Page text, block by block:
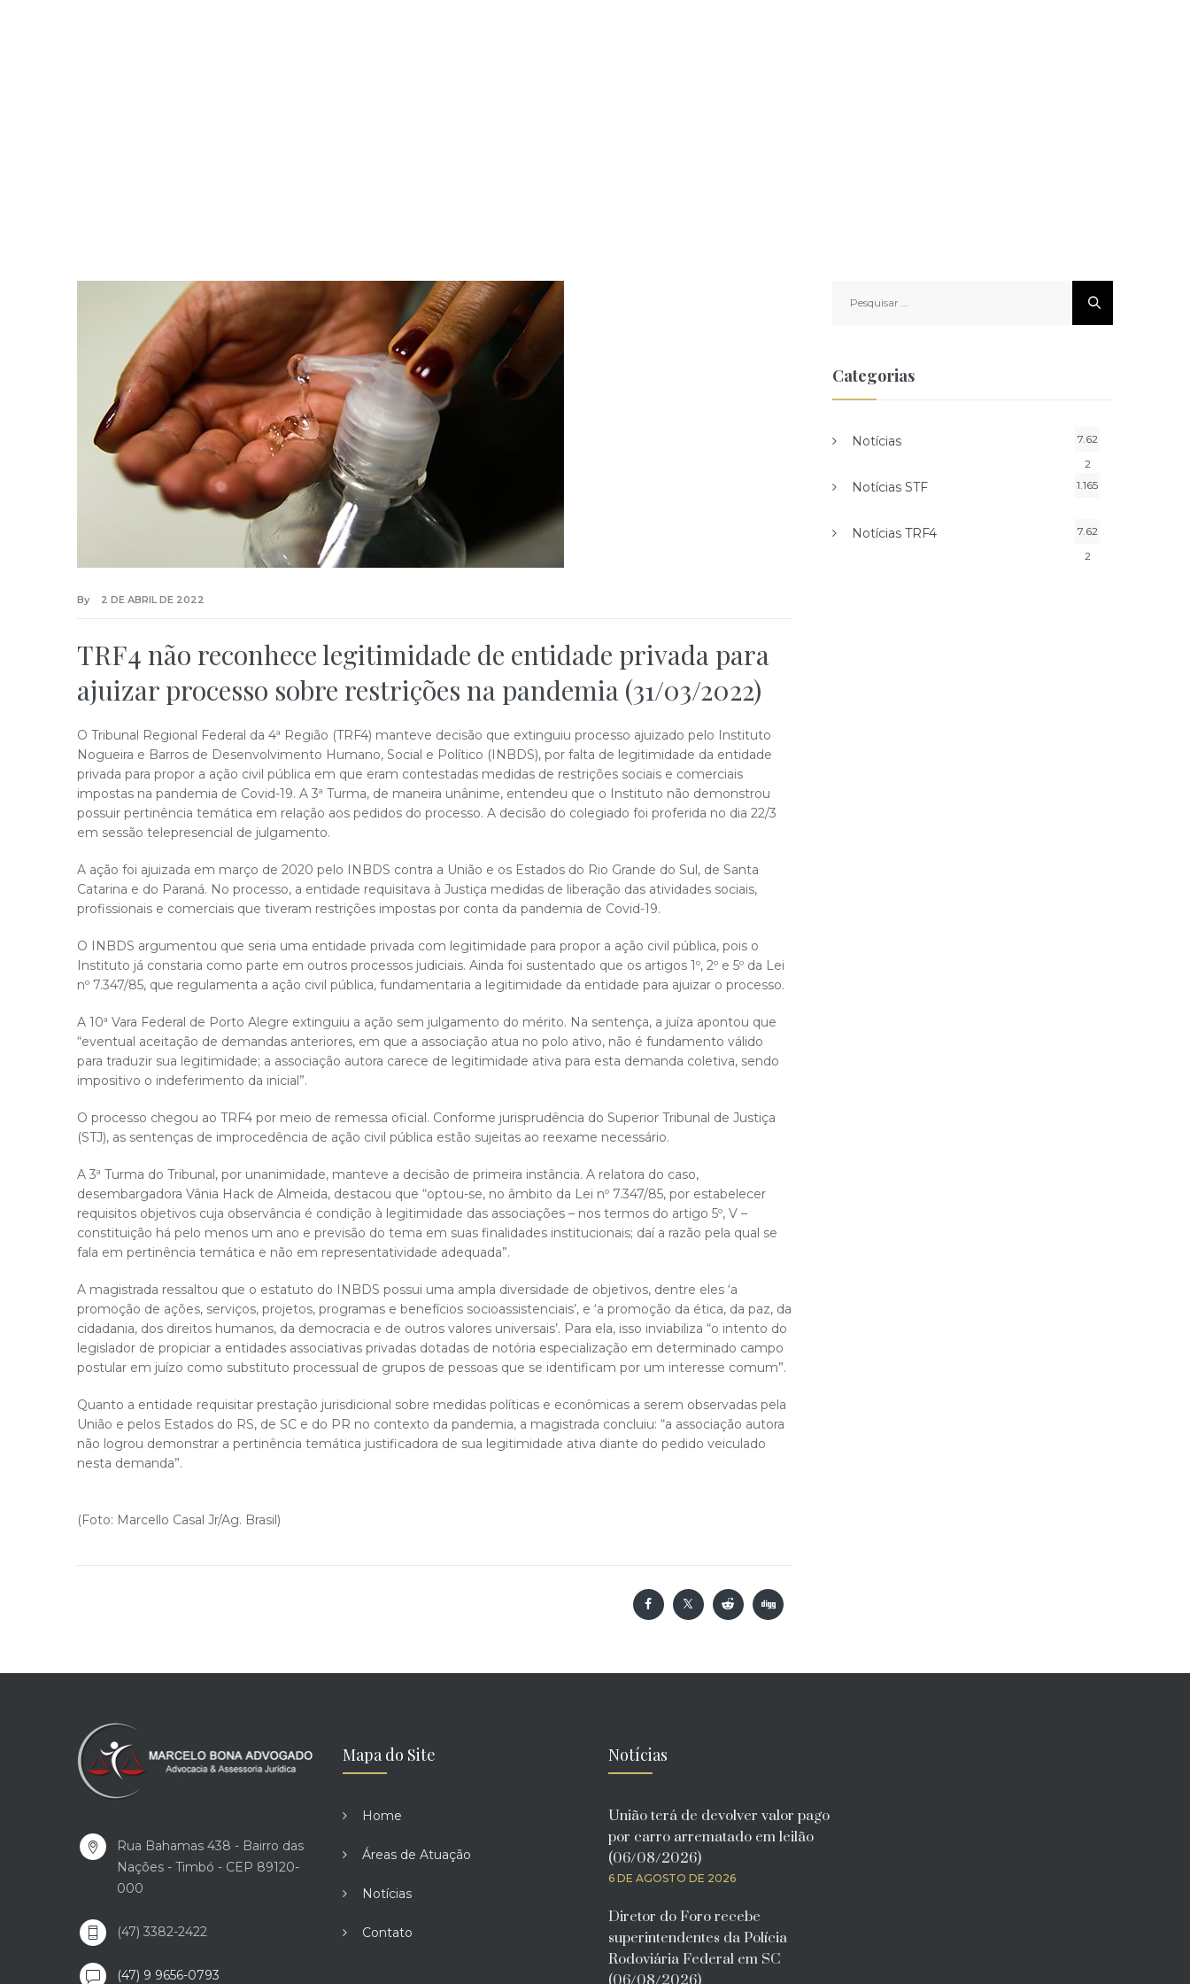
By 2 DE ABRIL DE 2022
TRF4 não reconhece legitimidade de entidade privada para
ajuizar processo sobre restrições na pandemia (31/03/2022)
O Tribunal Regional Federal da 4ª Região (TRF4) manteve decisão que extinguiu processo ajuizado pelo Instituto
Nogueira e Barros de Desenvolvimento Humano, Social e Político (INBDS), por falta de legitimidade da entidade
privada para propor a ação civil pública em que eram contestadas medidas de restrições sociais e comerciais
impostas na pandemia de Covid-19. A 3ª Turma, de maneira unânime, entendeu que o Instituto não demonstrou
possuir pertinência temática em relação aos pedidos do processo. A decisão do colegiado foi proferida no dia 22/3
em sessão telepresencial de julgamento.
A ação foi ajuizada em março de 2020 pelo INBDS contra a União e os Estados do Rio Grande do Sul, de Santa
Catarina e do Paraná. No processo, a entidade requisitava à Justiça medidas de liberação das atividades sociais,
profissionais e comerciais que tiveram restrições impostas por conta da pandemia de Covid-19.
O INBDS argumentou que seria uma entidade privada com legitimidade para propor a ação civil pública, pois o
Instituto já constaria como parte em outros processos judiciais. Ainda foi sustentado que os artigos 1º, 2º e 5º da Lei
nº 7.347/85, que regulamenta a ação civil pública, fundamentaria a legitimidade da entidade para ajuizar o processo.
A 10ª Vara Federal de Porto Alegre extinguiu a ação sem julgamento do mérito. Na sentença, a juíza apontou que
“eventual aceitação de demandas anteriores, em que a associação atua no polo ativo, não é fundamento válido
para traduzir sua legitimidade; a associação autora carece de legitimidade ativa para esta demanda coletiva, sendo
impositivo o indeferimento da inicial”.
O processo chegou ao TRF4 por meio de remessa oficial. Conforme jurisprudência do Superior Tribunal de Justiça
(STJ), as sentenças de improcedência de ação civil pública estão sujeitas ao reexame necessário.
A 3ª Turma do Tribunal, por unanimidade, manteve a decisão de primeira instância. A relatora do caso,
desembargadora Vânia Hack de Almeida, destacou que “optou-se, no âmbito da Lei nº 7.347/85, por estabelecer
requisitos objetivos cuja observância é condição à legitimidade das associações – nos termos do artigo 5º, V –
constituição há pelo menos um ano e previsão do tema em suas finalidades institucionais; daí a razão pela qual se
fala em pertinência temática e não em representatividade adequada”.
A magistrada ressaltou que o estatuto do INBDS possui uma ampla diversidade de objetivos, dentre eles ‘a
promoção de ações, serviços, projetos, programas e benefícios socioassistenciais’, e ‘a promoção da ética, da paz, da
cidadania, dos direitos humanos, da democracia e de outros valores universais’. Para ela, isso inviabiliza “o intento do
legislador de propiciar a entidades associativas privadas dotadas de notória especialização em determinado campo
postular em juízo como substituto processual de grupos de pessoas que se identificam por um interesse comum”.
Quanto a entidade requisitar prestação jurisdicional sobre medidas políticas e econômicas a serem observadas pela
União e pelos Estados do RS, de SC e do PR no contexto da pandemia, a magistrada concluiu: “a associação autora
não logrou demonstrar a pertinência temática justificadora de sua legitimidade ativa diante do pedido veiculado
nesta demanda”.
(Foto: Marcello Casal Jr/Ag. Brasil)
por:
Categorias
Notícias
7.62
2
Notícias STF 1.165
Notícias TRF4
7.62
2
Rua Bahamas 438 - Bairro das
Nações - Timbó - CEP 89120-
000
(47) 3382-2422
(47) 9 9656-0793
Mapa do Site
Home
Áreas de Atuação
Notícias
Contato
Notícias
União terá de devolver valor pago
por carro arrematado em leilão
(06/08/2026)
6 DE AGOSTO DE 2026
Diretor do Foro recebe
superintendentes da Polícia
Rodoviária Federal em SC
(06/08/2026)